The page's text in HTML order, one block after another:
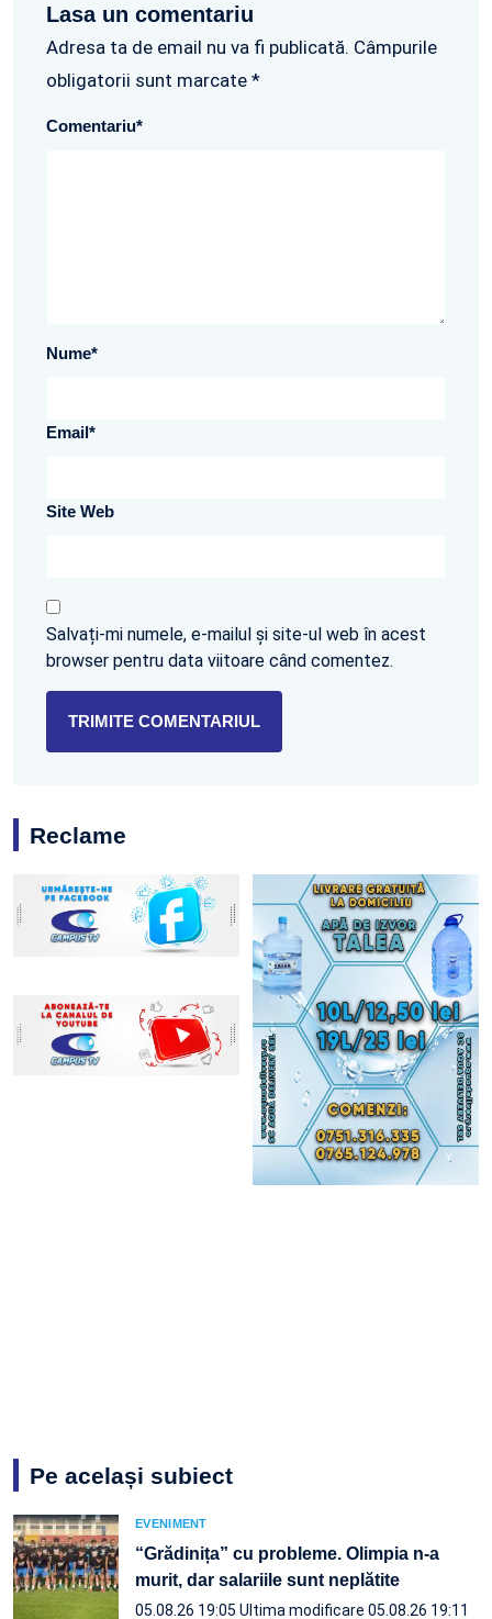
Lasa un comentariu
Adresa ta de email nu va fi publicată. Câmpurile
obligatorii sunt marcate *
Comentariu*
Nume*
Email*
Site Web
Salvați-mi numele, e-mailul și site-ul web în acest
browser pentru data viitoare când comentez.
Reclame
Pe același subiect
EVENIMENT
“Grădinița” cu probleme. Olimpia n-a
murit, dar salariile sunt neplătite
05.08.26 19:05 Ultima modificare 05.08.26 19:11